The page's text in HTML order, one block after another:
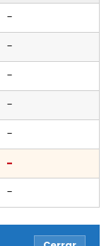
-
-
-
-
-
-
-